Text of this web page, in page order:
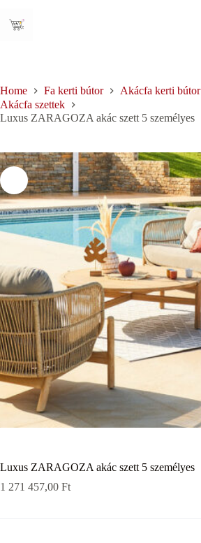
content
Home Fa kerti bútor
Akácfa kerti bútor
Akácfa szettek
Luxus ZARAGOZA akác szett 5 személyes
Luxus ZARAGOZA akác szett 5 személyes
1 271 457,00 Ft